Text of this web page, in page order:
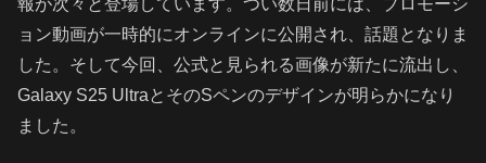
報が次々と登場しています。つい数日前には、プロモーシ
ョン動画が一時的にオンラインに公開され、話題となりま
した。そして今回、公式と見られる画像が新たに流出し、
Galaxy S25 UltraとそのSペンのデザインが明らかになり
ました。